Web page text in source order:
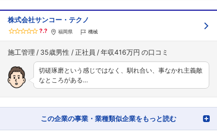
株式会社サンコー・テクノ
?.? 福岡県 機械
施工管理 35歳男性 正社員 年収416万円
切磋琢磨という感じではなく、馴れ合い、事なかれ主義敵
なところがある…
この企業の事業・業種類似企業をもっと読む